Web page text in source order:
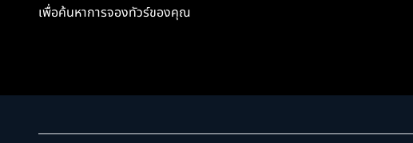
เพื่อค้นหาการจองทัวร์ของคุณ